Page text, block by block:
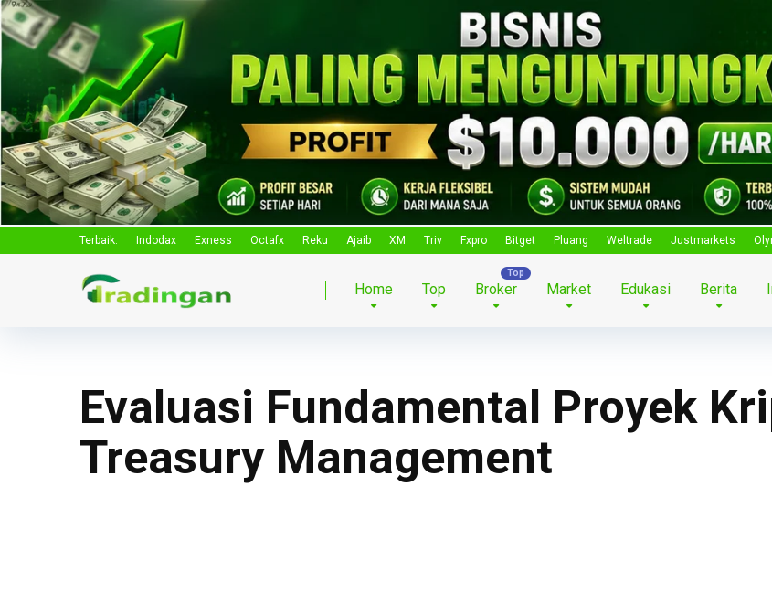
Terbaik: Indodax Exness Octafx Reku Ajaib XM Triv Fxpro Bitget Pluang Weltrade Justmarkets
Home Top Broker Market Edukasi Berita
Evaluasi Fundamental Proyek
Treasury Management